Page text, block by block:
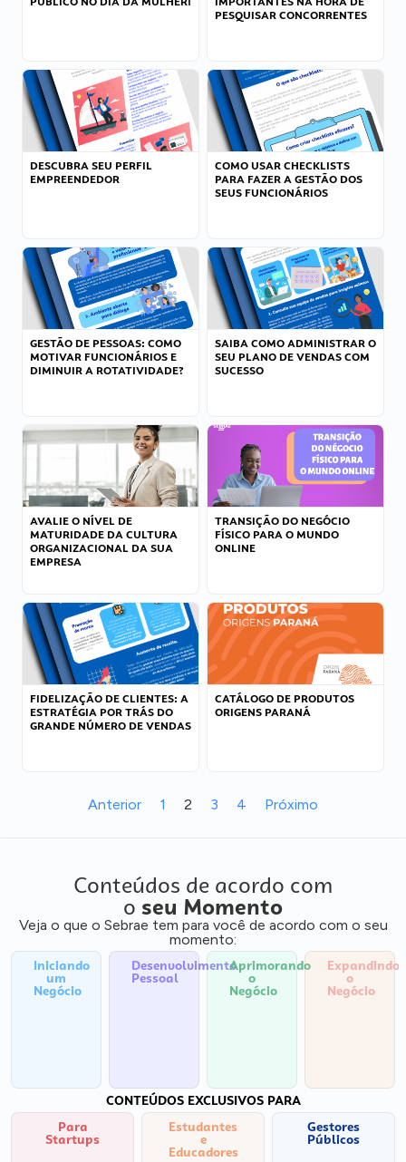
PESQUISAR CONCORRENTES
DESCUBRA SEU PERFIL
EMPREENDEDOR
COMO USAR CHECKLISTS
PARA FAZER A GESTÃO DOS
SEUS FUNCIONÁRIOS
GESTÃO DE PESSOAS: COMO
MOTIVAR FUNCIONÁRIOS E
DIMINUIR A ROTATIVIDADE?
SAIBA COMO ADMINISTRAR O
SEU PLANO DE VENDAS COM
SUCESSO
AVALIE O NÍVEL DE
MATURIDADE DA CULTURA
ORGANIZACIONAL DA SUA
EMPRESA
TRANSIÇÃO DO NEGÓCIO
FÍSICO PARA O MUNDO
ONLINE
FIDELIZAÇÃO DE CLIENTES: A
ESTRATÉGIA POR TRÁS DO
GRANDE NÚMERO DE VENDAS
CATÁLOGO DE PRODUTOS
ORIGENS PARANÁ
Anterior 1 2 3 4 Próximo
Conteúdos de acordo com
o seu Momento
Veja o que o Sebrae tem para você de acordo com o seu
momento:
Iniciando
um
Negócio
Desenvolvimento
Pessoal
Aprimorando
o
Negócio
Expandindo
o
Negócio
CONTEÚDOS EXCLUSIVOS PARA
Para
Startups
Estudantes
e
Educadores
Gestores
Públicos